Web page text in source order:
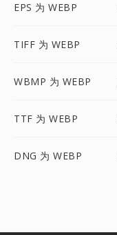
EPS 为 WEBP
TIFF 为 WEBP
WBMP 为 WEBP
TTF 为 WEBP
DNG 为 WEBP